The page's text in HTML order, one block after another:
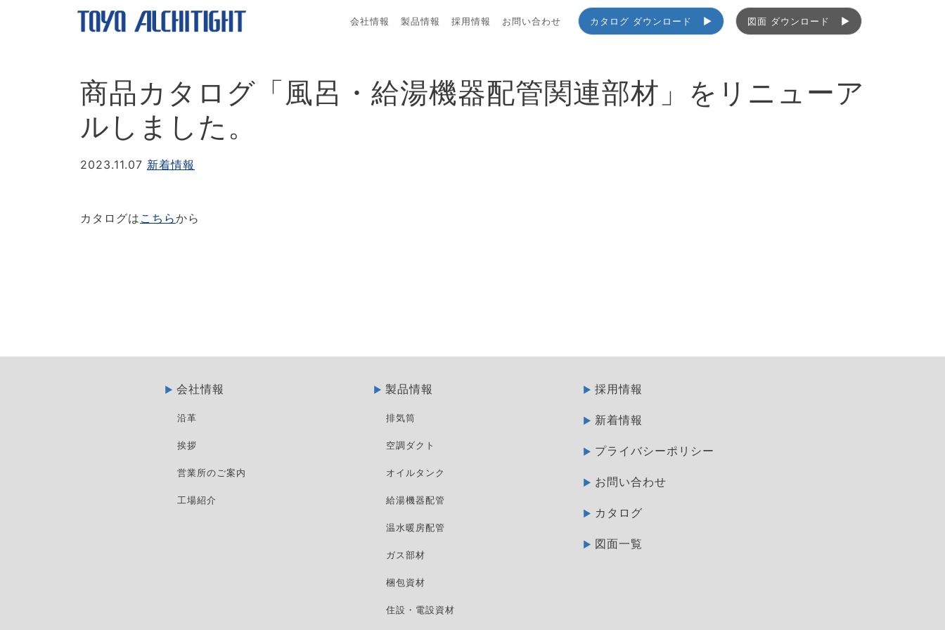
会社情報 製品情報 採用情報 お問い合わせ カタログ ダウンロード 図面 ダウンロード
商品カタログ「風呂・給湯機器配管関連部材」をリニューア
ルしました。
2023.11.07 新着情報
カタログは こちらから
会社情報
沿革
挨拶
営業所のご案内
工場紹介
製品情報
排気筒
空調ダクト
オイルタンク
給湯機器配管
温水暖房配管
ガス部材
梱包資材
住設・電設資材
採用情報
新着情報
プライバシーポリシー
お問い合わせ
カタログ
図面一覧